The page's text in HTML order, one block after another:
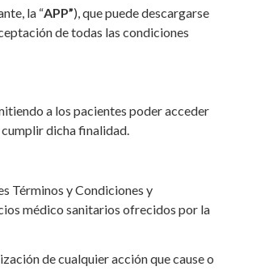
la “APP”), que puede descargarse
de todas las condiciones
a los pacientes poder acceder
dicha finalidad.
Términos y Condiciones y
médico sanitarios ofrecidos por la
de cualquier acción que cause o